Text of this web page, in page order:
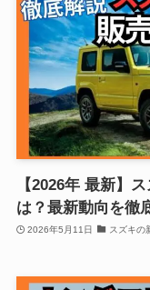
【2026年 最新】
は？最新動向を徹
2026年5月11日 スズキの